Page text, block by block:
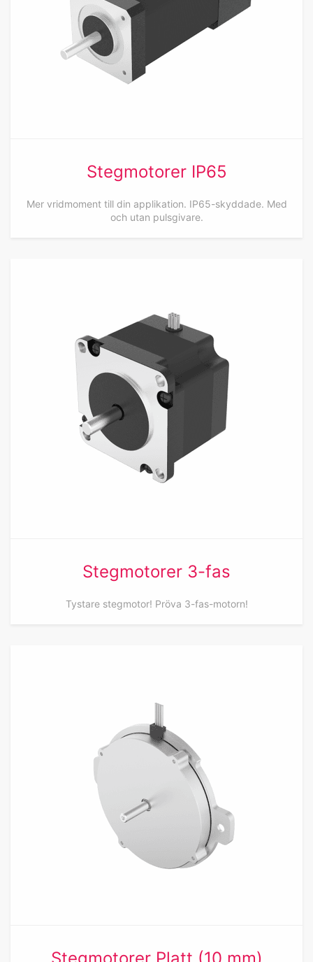
Stegmotorer IP65
Mer vridmoment till din applikation. IP65-skyddade. Med
och utan pulsgivare.
Stegmotorer 3-fas
Tystare stegmotor! Pröva 3-fas-motorn!